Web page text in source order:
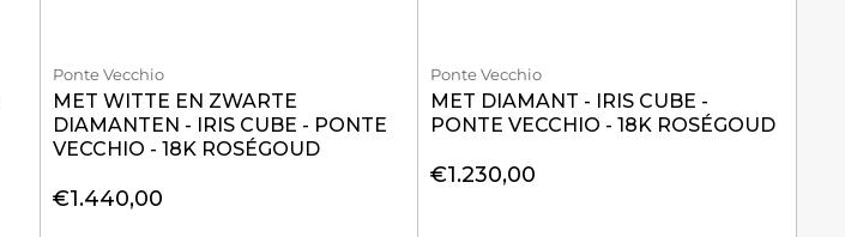
Ponte Vecchio
MET WITTE EN ZWARTE
DIAMANTEN - IRIS CUBE - PONTE
VECCHIO - 18K ROSÉGOUD
€1.440,00
Ponte Vecchio
MET DIAMANT - IRIS CUBE -
PONTE VECCHIO - 18K ROSÉGOUD
€1.230,00